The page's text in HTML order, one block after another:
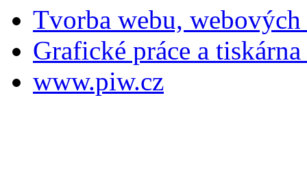
Tvorba webu,
Grafické práce a
www.piw.cz